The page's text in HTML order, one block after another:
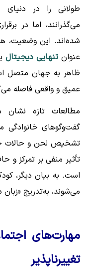
طولانی را در
می‌گذرانند، اما در
شده‌اند. این وضعیت،
عنوانتنهایی دیجیتال
ظاهر به جهان متصل
عمیق و واقعی فاصله
مطالعات تازه
گفت‌وگوهای
تشخیص لحن و حالات
تأثیر منفی بر تمرکز و
است. به بیان دیگر،
می‌شوند، به‌تدریج «زبان
مهارت‌های
تغییرناپذیر